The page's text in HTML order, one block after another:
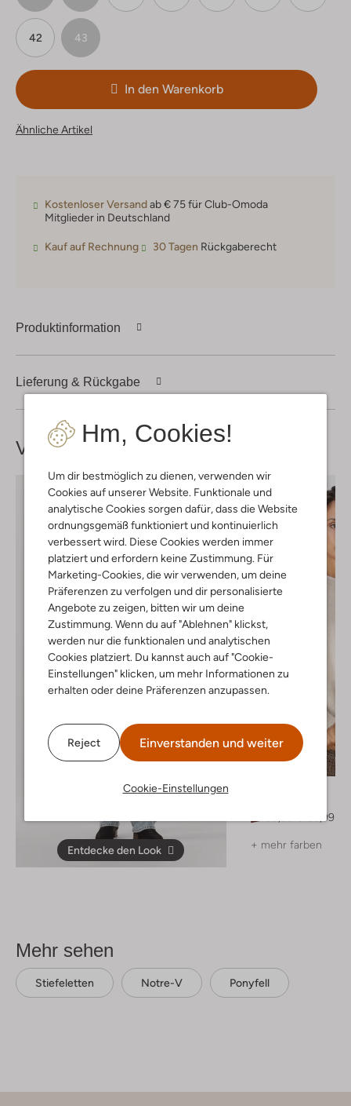
Hm, Cookies!
Um dir bestmöglich zu dienen, verwenden wir
Cookies auf unserer Website. Funktionale und
analytische Cookies sorgen dafür, dass die Website
ordnungsgemäß funktioniert und kontinuierlich
verbessert wird. Diese Cookies werden immer
platziert und erfordern keine Zustimmung. Für
Marketing-Cookies, die wir verwenden, um deine
Präferenzen zu verfolgen und dir personalisierte
Angebote zu zeigen, bitten wir um deine
Zustimmung. Wenn du auf "Ablehnen" klickst,
werden nur die funktionalen und analytischen
Cookies platziert. Du kannst auch auf "Cookie-
Einstellungen" klicken, um mehr Informationen zu
erhalten oder deine Präferenzen anzupassen.
Reject Einverstanden und weiter
Cookie-Einstellungen
42 43
In den Warenkorb
Ähnliche Artikel
Kostenloser Versandab € 75 für Club-Omoda
Mitglieder in Deutschland
Kauf auf Rechnung 30 Tagen Rückgaberecht
Produktinformation
Lieferung & Rückgabe
Vervollständige deinenLook
Entdecke den Look
Letzte Größen
€ 83,99
+ mehr farben
Mehr sehen
Stiefeletten Notre-V Ponyfell